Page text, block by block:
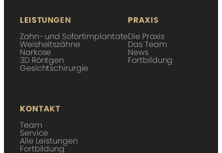
LEISTUNGEN
Zahn- und Sofort­i­mplantate
Weisheitszähne
Narkose
3D Röntgen
Gesicht­s­chirurgie­
PRAXIS
Die Praxis
Das Team
News
Fortbildung
KONTAKT
Team
Service
Alle Leistungen
Fortbildung